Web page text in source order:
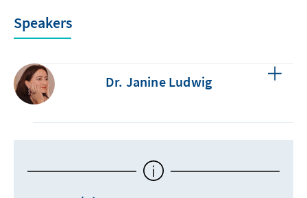
Speakers
Dr. Janine Ludwig